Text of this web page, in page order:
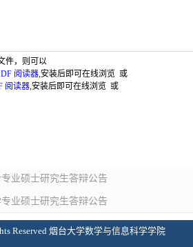
件，则可以
阅读器,安装后即可在线浏览 或
阅读器,安装后即可在线浏览 或
业硕士研究生答辩公告
业硕士研究生答辩公告
Reserved 烟台大学数学与信息科学学院